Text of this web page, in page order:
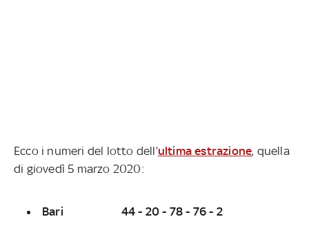
Ecco i numeri del lotto dell’ultima estrazione, quella
di giovedì 5 marzo 2020:
Bari 44 - 20 - 78 - 76 - 2